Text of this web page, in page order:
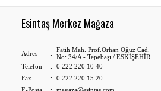
Esintaş Merkez Mağaza
Adres :
Fatih Mah. Prof.Orhan Oğuz Cad.
No: 34/A - Tepebaşı / ESKİŞEHİR
Telefon
:
0 222 220 10 40
Fax
:
0 222 220 15 20